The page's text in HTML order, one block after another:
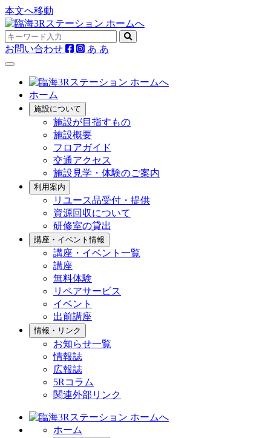
本文へ移動
お問い合わせ あ あ
ホーム
施設について
施設が目指すもの
施設概要
フロアガイド
交通アクセス
施設見学・体験のご案内
利用案内
リユース品受付・提供
資源回収について
研修室の貸出
講座・イベント情報
講座・イベント一覧
講座
無料体験
リペアサービス
イベント
出前講座
情報・リンク
お知らせ一覧
情報誌
広報誌
5Rコラム
関連外部リンク
ホーム